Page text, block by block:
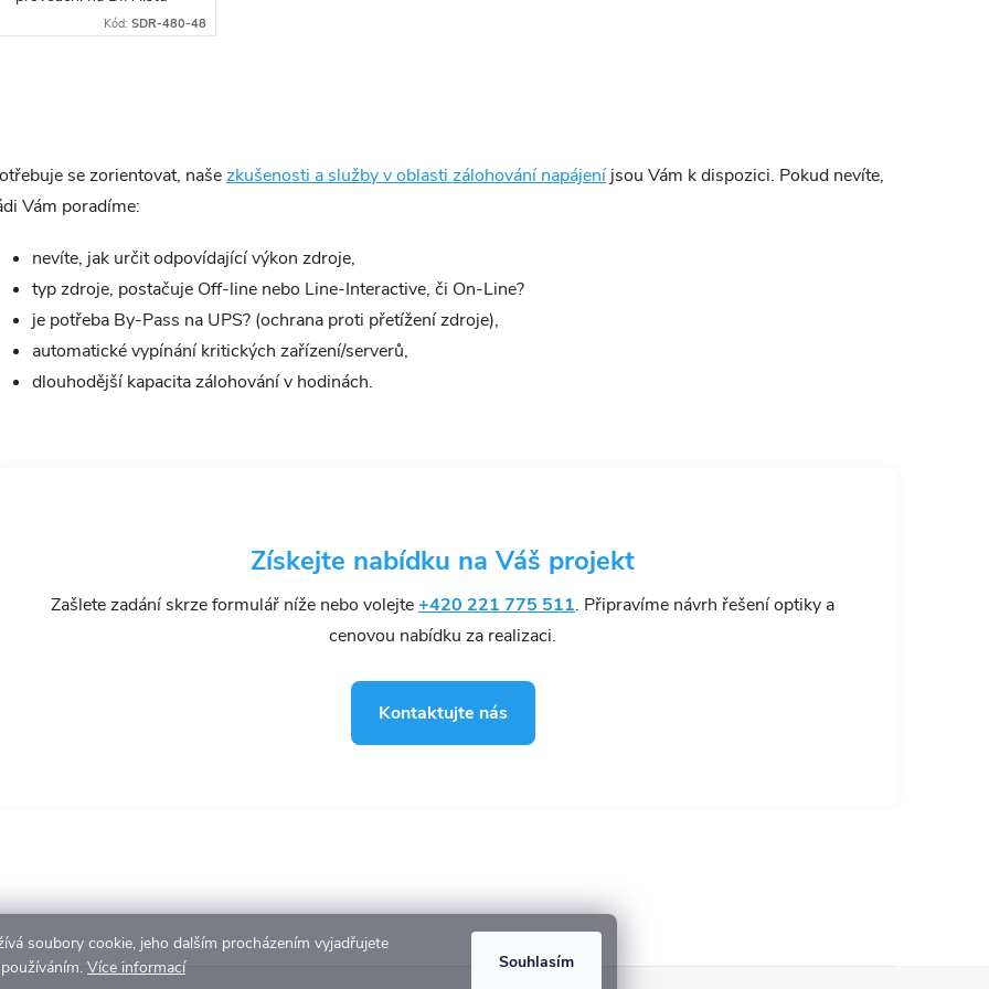
soubory cookie, jeho dalším procházením vyjadřujete
Více informací Souhlasím
Kód: SDR-480-48
se zorientovat, našezkušenosti a služby v oblasti zálohování napájeníjsou Vám k dispozici. Pokud nevíte,
Vám poradíme:
nevíte, jak určit odpovídající výkon zdroje,
typ zdroje, postačuje Off-line nebo Line-Interactive, či On-Line?
je potřeba By-Pass na UPS? (ochrana proti přetížení zdroje),
automatické vypínání kritických zařízení/serverů,
dlouhodější kapacita zálohování v hodinách.
Získejte nabídku na Váš projekt
Zašlete zadání skrze formulář níže nebo volejte+420 221 775 511. Připravíme návrh řešení optiky a
cenovou nabídku za realizaci.
Kontaktujte nás